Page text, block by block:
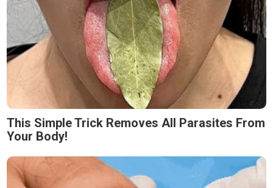
This Simple Trick Removes All Parasites From
Your Body!